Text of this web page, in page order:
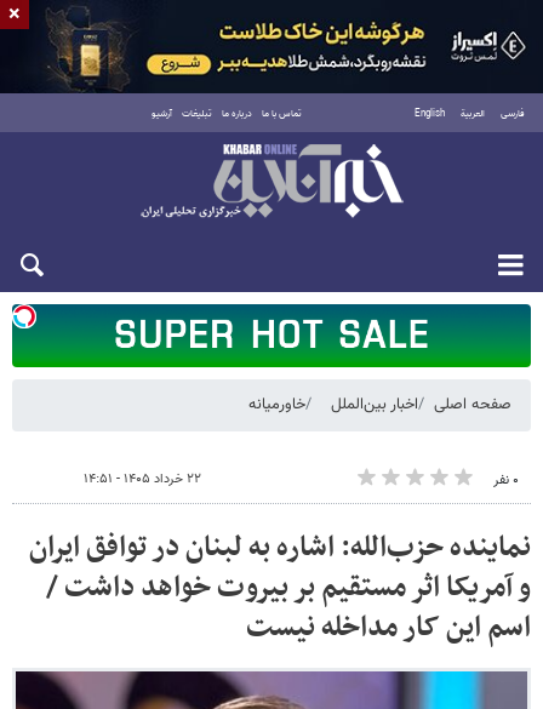
فارسی العربية English تماس با ما درباره ما تبلیغات آرشیو
شنبه ۱۷ مرداد ۱۴۰۵
صفحه اصلی اخبار بین‌الملل خاورمیانه
۰ نفر ۲۲ خرداد ۱۴۰۵ - ۱۴:۵۱
نماینده حزب‌الله: اشاره به لبنان در توافق ایران
و آمریکا اثر مستقیم بر بیروت خواهد داشت /
اسم این کار مداخله نیست
×